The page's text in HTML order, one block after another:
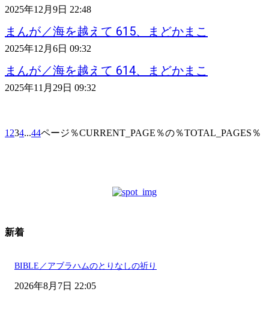
2025年12月9日 22:48
まんが／海を越えて 615、まどかまこ
2025年12月6日 09:32
まんが／海を越えて 614、まどかまこ
2025年11月29日 09:32
1 234...44ページ％CURRENT_PAGE％の％TOTAL_PAGES％
新着
BIBLE／アブラハムのとりなしの祈り
2026年8月7日 22:05